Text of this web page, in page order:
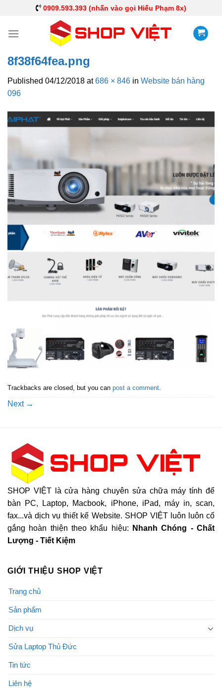
0909.593.393 (nhấn vào gọi Hiếu Phạm 8x)
8f38f64fea.png
Published 04/12/2018 at686 × 846 in Website bán hàng
096
Trackbacks are closed, but you can post a comment
Next →
SHOP VIỆT là cửa hàng chuyên sửa chữa máy tính để
bàn PC, Laptop, Macbook, iPhone, iPad, máy in, scan,
fax...và dịch vụ thiết kế Website. SHOP VIỆT luôn luôn cố
gắng hoàn thiện theo khẩu hiệu:
Nhanh Chóng - Chất
Lượng - Tiết Kiệm
GIỚI THIỆU SHOP VIỆT
Trang chủ
Sản phẩm
Dịch vụ
Sửa Laptop Thủ Đức
Tin tức
Liên hệ